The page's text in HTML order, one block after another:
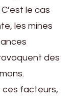
le cas
les mines
des
ces facteurs,